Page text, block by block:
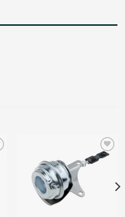
Add to
wishlist